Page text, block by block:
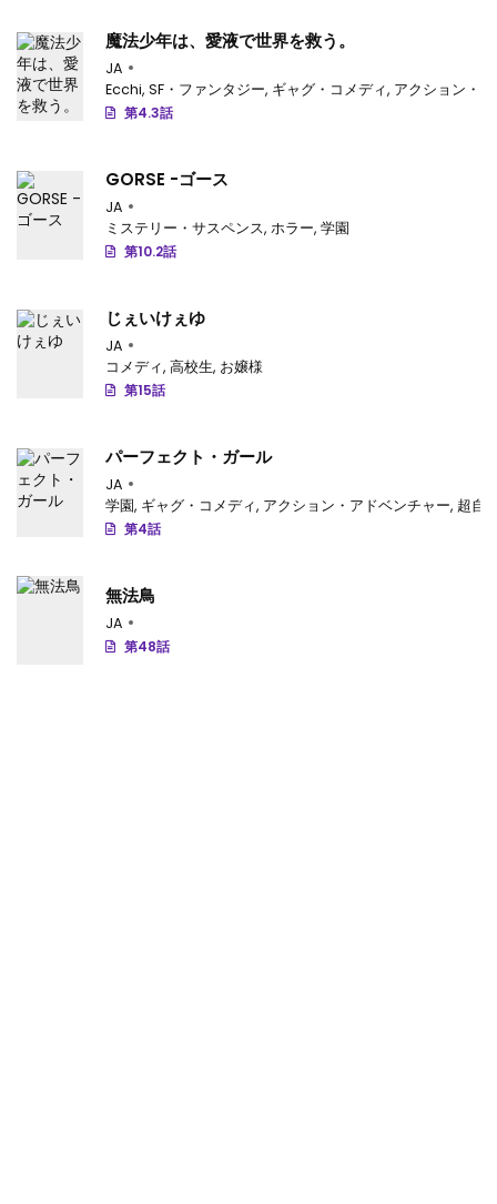
第12話 : 第12話
第11話 : 第11話
: 第9話
第8話 : 第8話
: 第7話
: 第6話
第5話 : 第5話
: 第4話
第2話 : 第2話
: 第1話
魔法少年は、愛液で世界を救う。
JA
Ecchi, SF・ファンタジー, ギャグ・コメディ, アクション・
第4.3話
GORSE -ゴース
JA
ミステリー・サスペンス, ホラー, 学園
第10.2話
じぇいけぇゆ
JA
コメディ, 高校生, お嬢様
第15話
パーフェクト・ガール
JA
学園, ギャグ・コメディ, アクション・アドベンチャー, 超自
第4話
無法鳥
JA
第48話